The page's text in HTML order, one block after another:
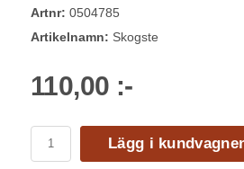
Artnr: 0504785
Artikelnamn: Skogste
110,00 :-
Lägg i